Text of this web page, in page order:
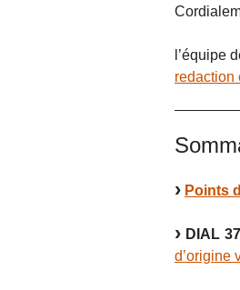
l’équipe
redaction
Points
DIAL
d’origine